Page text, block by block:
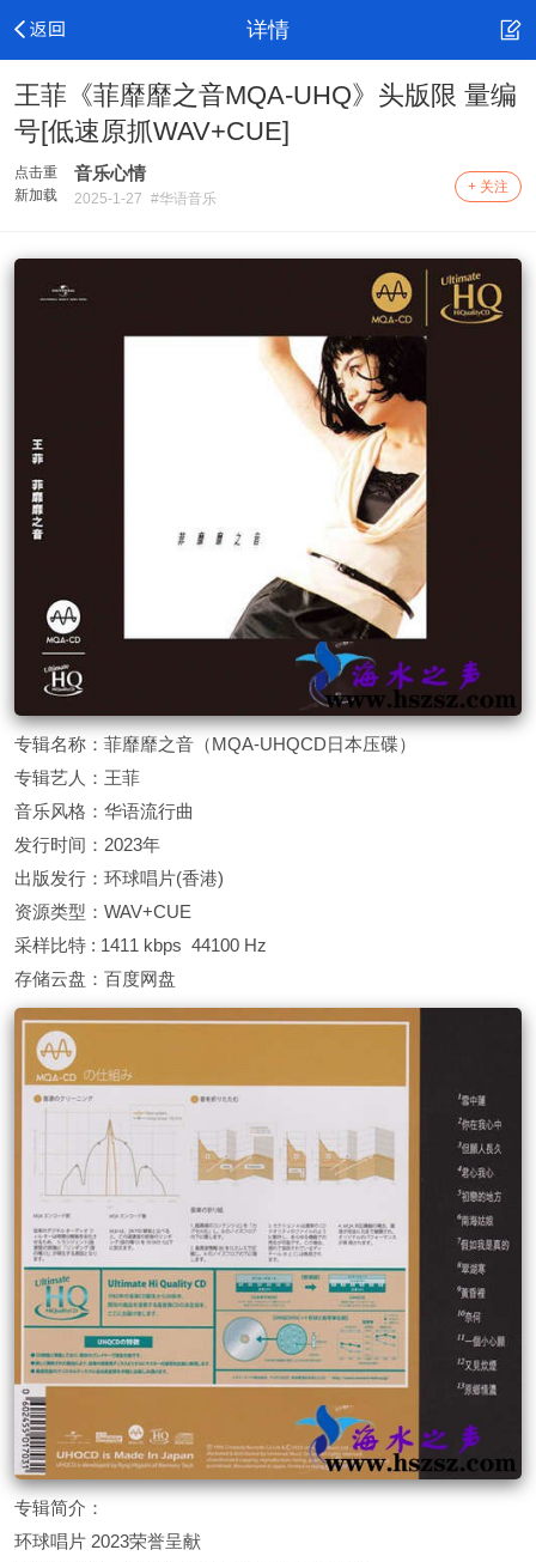
详情
王菲《菲靡靡之音MQA-UHQ》头版限 量编
号[低速原抓WAV+CUE]
点击重
新加载
音乐心情
2025-1-27 #华语音乐
+ 关注
专辑名称：菲靡靡之音（MQA-UHQCD日本压碟）
专辑艺人：王菲
音乐风格：华语流行曲
发行时间：2023年
出版发行：环球唱片(香港)
资源类型：WAV+CUE
采样比特 : 1411 kbps 44100 Hz
存储云盘：百度网盘
专辑简介：
环球唱片 2023荣誉呈献